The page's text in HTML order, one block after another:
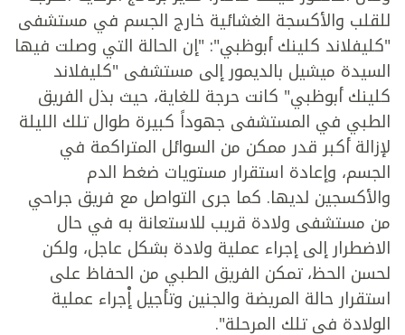
للقلب والأكسجة الغشائية خارج الجسم في مستشفى
"كليفلاند كلينك أبوظبي": "إن الحالة التي وصلت فيها
السيدة ميشيل بالديمور إلى مستشفى "كليفلاند
كلينك أبوظبي" كانت حرجة للغاية، حيث بذل الفريق
الطبي في المستشفى جهوداً كبيرة طوال تلك الليلة
لإزالة أكبر قدر ممكن من السوائل المتراكمة في
الجسم، وإعادة استقرار مستويات ضغط الدم
والأكسجين لديها. كما جرى التواصل مع فريق جراحي
من مستشفى ولادة قريب للاستعانة به في حال
الاضطرار إلى إجراء عملية ولادة بشكل عاجل، ولكن
لحسن الحظ، تمكن الفريق الطبي من الحفاظ على
استقرار حالة المريضة والجنين وتأجيل إْجراء عملية
الولادة في تلك المرحلة".